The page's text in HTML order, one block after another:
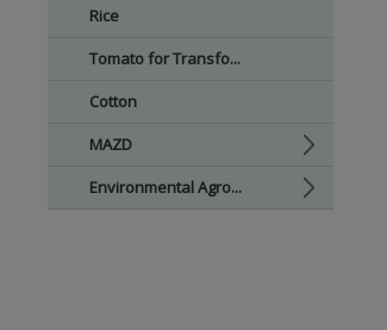
Rice
Tomato for Transfo...
Cotton
MAZD
Environmental Agro...